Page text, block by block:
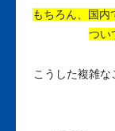
もちろん、国
つい
こうした複雑